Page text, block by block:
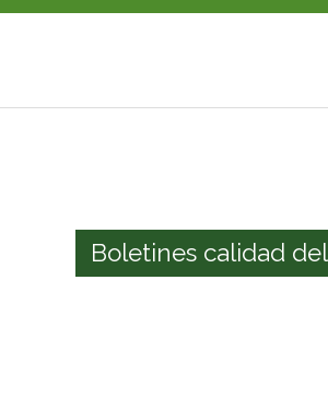
Boletines calidad